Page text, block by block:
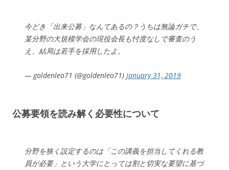
今どき「出来公募」なんてあるの？うちは無論ガチで、
某分野の大規模学会の現役会長も忖度なしで審査のう
え、結局は若手を採用したよ。
— goldenleo71 (@goldenleo71) January 31, 2019
公募要領を読み解く必要性について
分野を狭く設定するのは「この講義を担当してくれる教
員が必要」という大学にとっては割と切実な要望に基づ